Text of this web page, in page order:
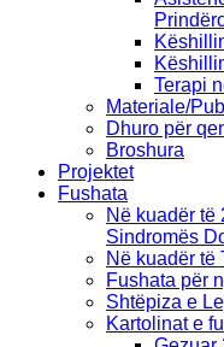
Terapi
Materiale/
Dhuro për
Broshura
Projektet
Fushata
Në kuadër të
Sindromës
Në kuadër të
Fushata për
Shtëpiza e
Kartolinat e